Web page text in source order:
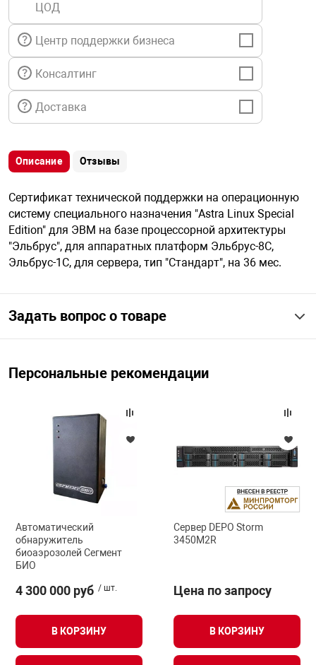
техника
автомобили
информации
средства охраны
ключи
сигнализации
ЦОД
Центр поддержки бизнеса
Консалтинг
Доставка
Описание Отзывы
Сертификат технической поддержки на операционную
систему специального назначения "Astra Linux Special
Edition" для ЭВМ на базе процессорной архитектуры
"Эльбрус", для аппаратных платформ Эльбрус-8С,
Эльбрус-1С, для сервера, тип "Стандарт", на 36 мес.
Задать вопрос о товаре
Персональные рекомендации
Автоматический
обнаружитель
биоаэрозолей Сегмент
БИО
4 300 000 руб / шт.
В КОРЗИНУ
Сервер DEPO Storm
3450M2R
Цена по запросу
В КОРЗИНУ